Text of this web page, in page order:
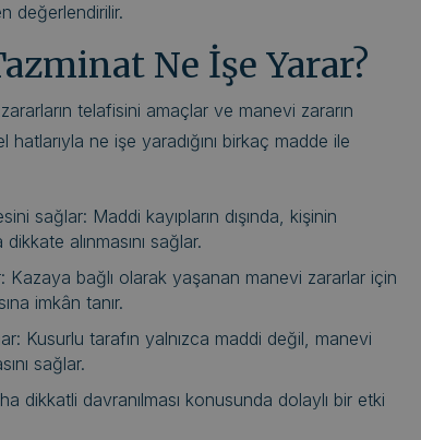
değerlendirilir.
Ne İşe Yarar?
telafisini amaçlar ve manevi zararın
hatlarıyla ne işe yaradığını birkaç madde ile
sağlar: Maddi kayıpların dışında, kişinin
alınmasını sağlar.
bağlı olarak yaşanan manevi zararlar için
imkân tanır.
Kusurlu tarafın yalnızca maddi değil, manevi
sağlar.
dikkatli davranılması konusunda dolaylı bir etki